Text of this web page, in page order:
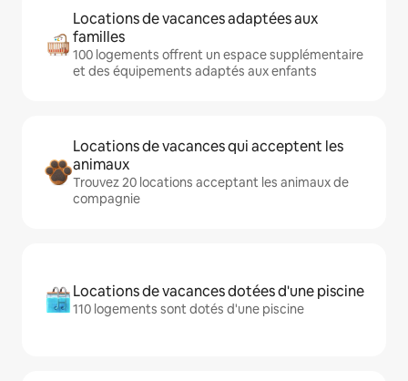
Locations de vacances adaptées aux
familles
100 logements offrent un espace supplémentaire
et des équipements adaptés aux enfants
Locations de vacances qui acceptent les
animaux
Trouvez 20 locations acceptant les animaux de
compagnie
Locations de vacances dotées d'une piscine
110 logements sont dotés d'une piscine